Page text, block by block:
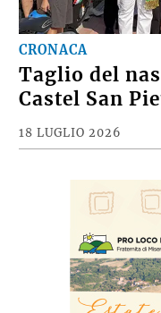
CRONACA
Taglio del
Castel San
18 LUGLIO 2026